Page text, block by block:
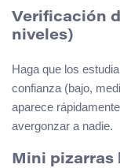
Verificación
niveles)
Haga que los
confianza (bajo,
aparece
avergonzar a nadie.
Mini